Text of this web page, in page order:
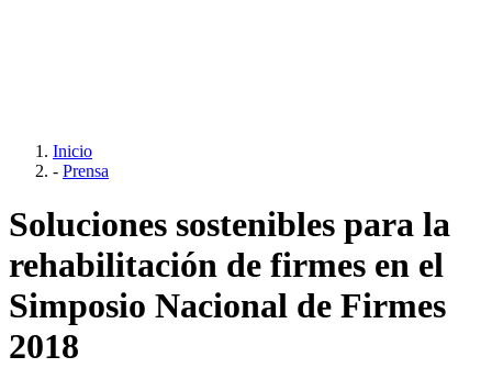
Inicio
- Prensa
Soluciones sostenibles para la
rehabilitación de firmes en el
Simposio Nacional de Firmes
2018